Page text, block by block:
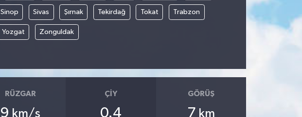
Sinop Sivas Şırnak Tekirdağ Tokat Trabzon
Yozgat Zonguldak
RÜZGAR
9 km/s
ÇIY
0.4
GÖRÜŞ
7 km